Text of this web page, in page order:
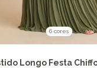
6 cores
Longo Festa